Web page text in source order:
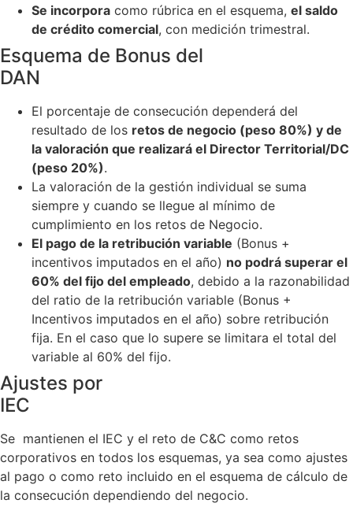
Se incorpora como rúbrica en el esquema, el saldo
de crédito comercial, con medición trimestral.
Esquema de Bonus del
DAN
El porcentaje de consecución dependerá del
resultado de los retos de negocio (peso 80%) y de
la valoración que realizará el Director Territorial/DC
(peso 20%).
La valoración de la gestión individual se suma
siempre y cuando se llegue al mínimo de
cumplimiento en los retos de Negocio.
El pago de la retribución variable (Bonus +
incentivos imputados en el año) no podrá superar el
60% del fijo del empleado, debido a la razonabilidad
del ratio de la retribución variable (Bonus +
Incentivos imputados en el año) sobre retribución
fija. En el caso que lo supere se limitara el total del
variable al 60% del fijo.
Ajustes por
IEC
Se mantienen el IEC y el reto de C&C como retos
corporativos en todos los esquemas, ya sea como ajustes
al pago o como reto incluido en el esquema de cálculo de
la consecución dependiendo del negocio.